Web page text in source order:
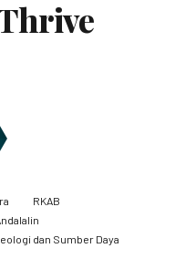
RKAB
dan Sumber Daya